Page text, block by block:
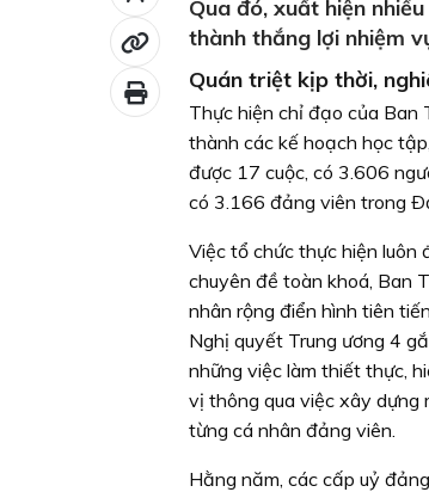
Qua đó, xuất hiện
thành thắng lợi nhiệm
Quán triệt kịp thời,
Thực hiện chỉ đạo của Ban
thành các kế hoạch học
được 17 cuộc, có 3.606
có 3.166 đảng viên trong
Việc tổ chức thực hiện luôn
chuyên đề toàn khoá, Ban
nhân rộng điển hình tiên
Nghị quyết Trung ương 4
những việc làm thiết thực,
vị thông qua việc xây dựng
từng cá nhân đảng viên.
Hằng năm, các cấp uỷ